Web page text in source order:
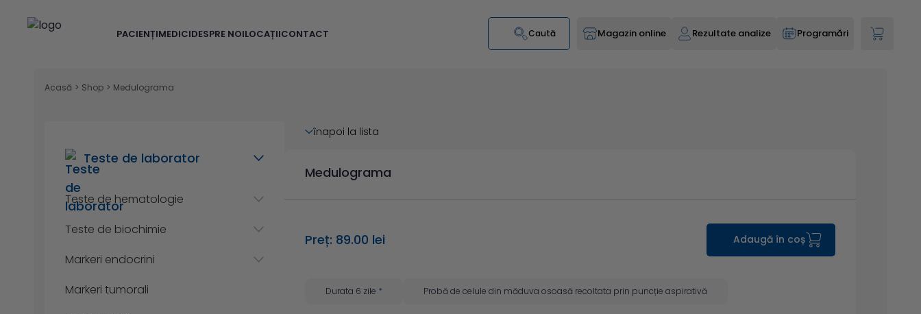
PACIENȚIMEDICIDESPRE NOILOCAȚIICONTACT Caută Magazin online Rezultate analize Programări
Acasă > Shop > Medulograma
Teste de laborator
Teste de hematologie
Teste de biochimie
Markeri endocrini
Markeri tumorali
înapoi la lista
Medulograma
Preț: 89.00 lei Adaugă în coș
Durata 6 zile * Probă de celule din măduva osoasă recoltata prin puncție aspirativă